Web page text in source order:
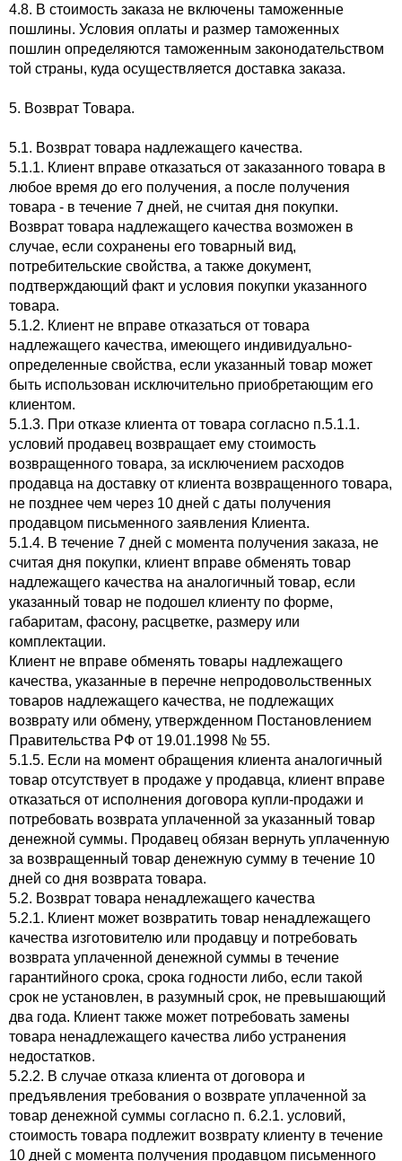
4.8. В стоимость заказа не включены таможенные
пошлины. Условия оплаты и размер таможенных
пошлин определяются таможенным законодательством
той страны, куда осуществляется доставка заказа.
5. Возврат Товара.
5.1. Возврат товара надлежащего качества.
5.1.1. Клиент вправе отказаться от заказанного товара в
любое время до его получения, а после получения
товара - в течение 7 дней, не считая дня покупки.
Возврат товара надлежащего качества возможен в
случае, если сохранены его товарный вид,
потребительские свойства, а также документ,
подтверждающий факт и условия покупки указанного
товара.
5.1.2. Клиент не вправе отказаться от товара
надлежащего качества, имеющего индивидуально-
определенные свойства, если указанный товар может
быть использован исключительно приобретающим его
клиентом.
5.1.3. При отказе клиента от товара согласно п.5.1.1.
условий продавец возвращает ему стоимость
возвращенного товара, за исключением расходов
продавца на доставку от клиента возвращенного товара,
не позднее чем через 10 дней с даты получения
продавцом письменного заявления Клиента.
5.1.4. В течение 7 дней с момента получения заказа, не
считая дня покупки, клиент вправе обменять товар
надлежащего качества на аналогичный товар, если
указанный товар не подошел клиенту по форме,
габаритам, фасону, расцветке, размеру или
комплектации.
Клиент не вправе обменять товары надлежащего
качества, указанные в перечне непродовольственных
товаров надлежащего качества, не подлежащих
возврату или обмену, утвержденном Постановлением
Правительства РФ от 19.01.1998 № 55.
5.1.5. Если на момент обращения клиента аналогичный
товар отсутствует в продаже у продавца, клиент вправе
отказаться от исполнения договора купли-продажи и
потребовать возврата уплаченной за указанный товар
денежной суммы. Продавец обязан вернуть уплаченную
за возвращенный товар денежную сумму в течение 10
дней со дня возврата товара.
5.2. Возврат товара ненадлежащего качества
5.2.1. Клиент может возвратить товар ненадлежащего
качества изготовителю или продавцу и потребовать
возврата уплаченной денежной суммы в течение
гарантийного срока, срока годности либо, если такой
срок не установлен, в разумный срок, не превышающий
два года. Клиент также может потребовать замены
товара ненадлежащего качества либо устранения
недостатков.
5.2.2. В случае отказа клиента от договора и
предъявления требования о возврате уплаченной за
товар денежной суммы согласно п. 6.2.1. условий,
стоимость товара подлежит возврату клиенту в течение
10 дней с момента получения продавцом письменного